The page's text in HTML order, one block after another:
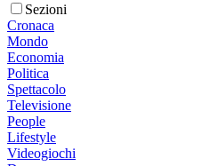
Sezioni
Cronaca
Mondo
Economia
Politica
Spettacolo
Televisione
People
Lifestyle
Videogiochi